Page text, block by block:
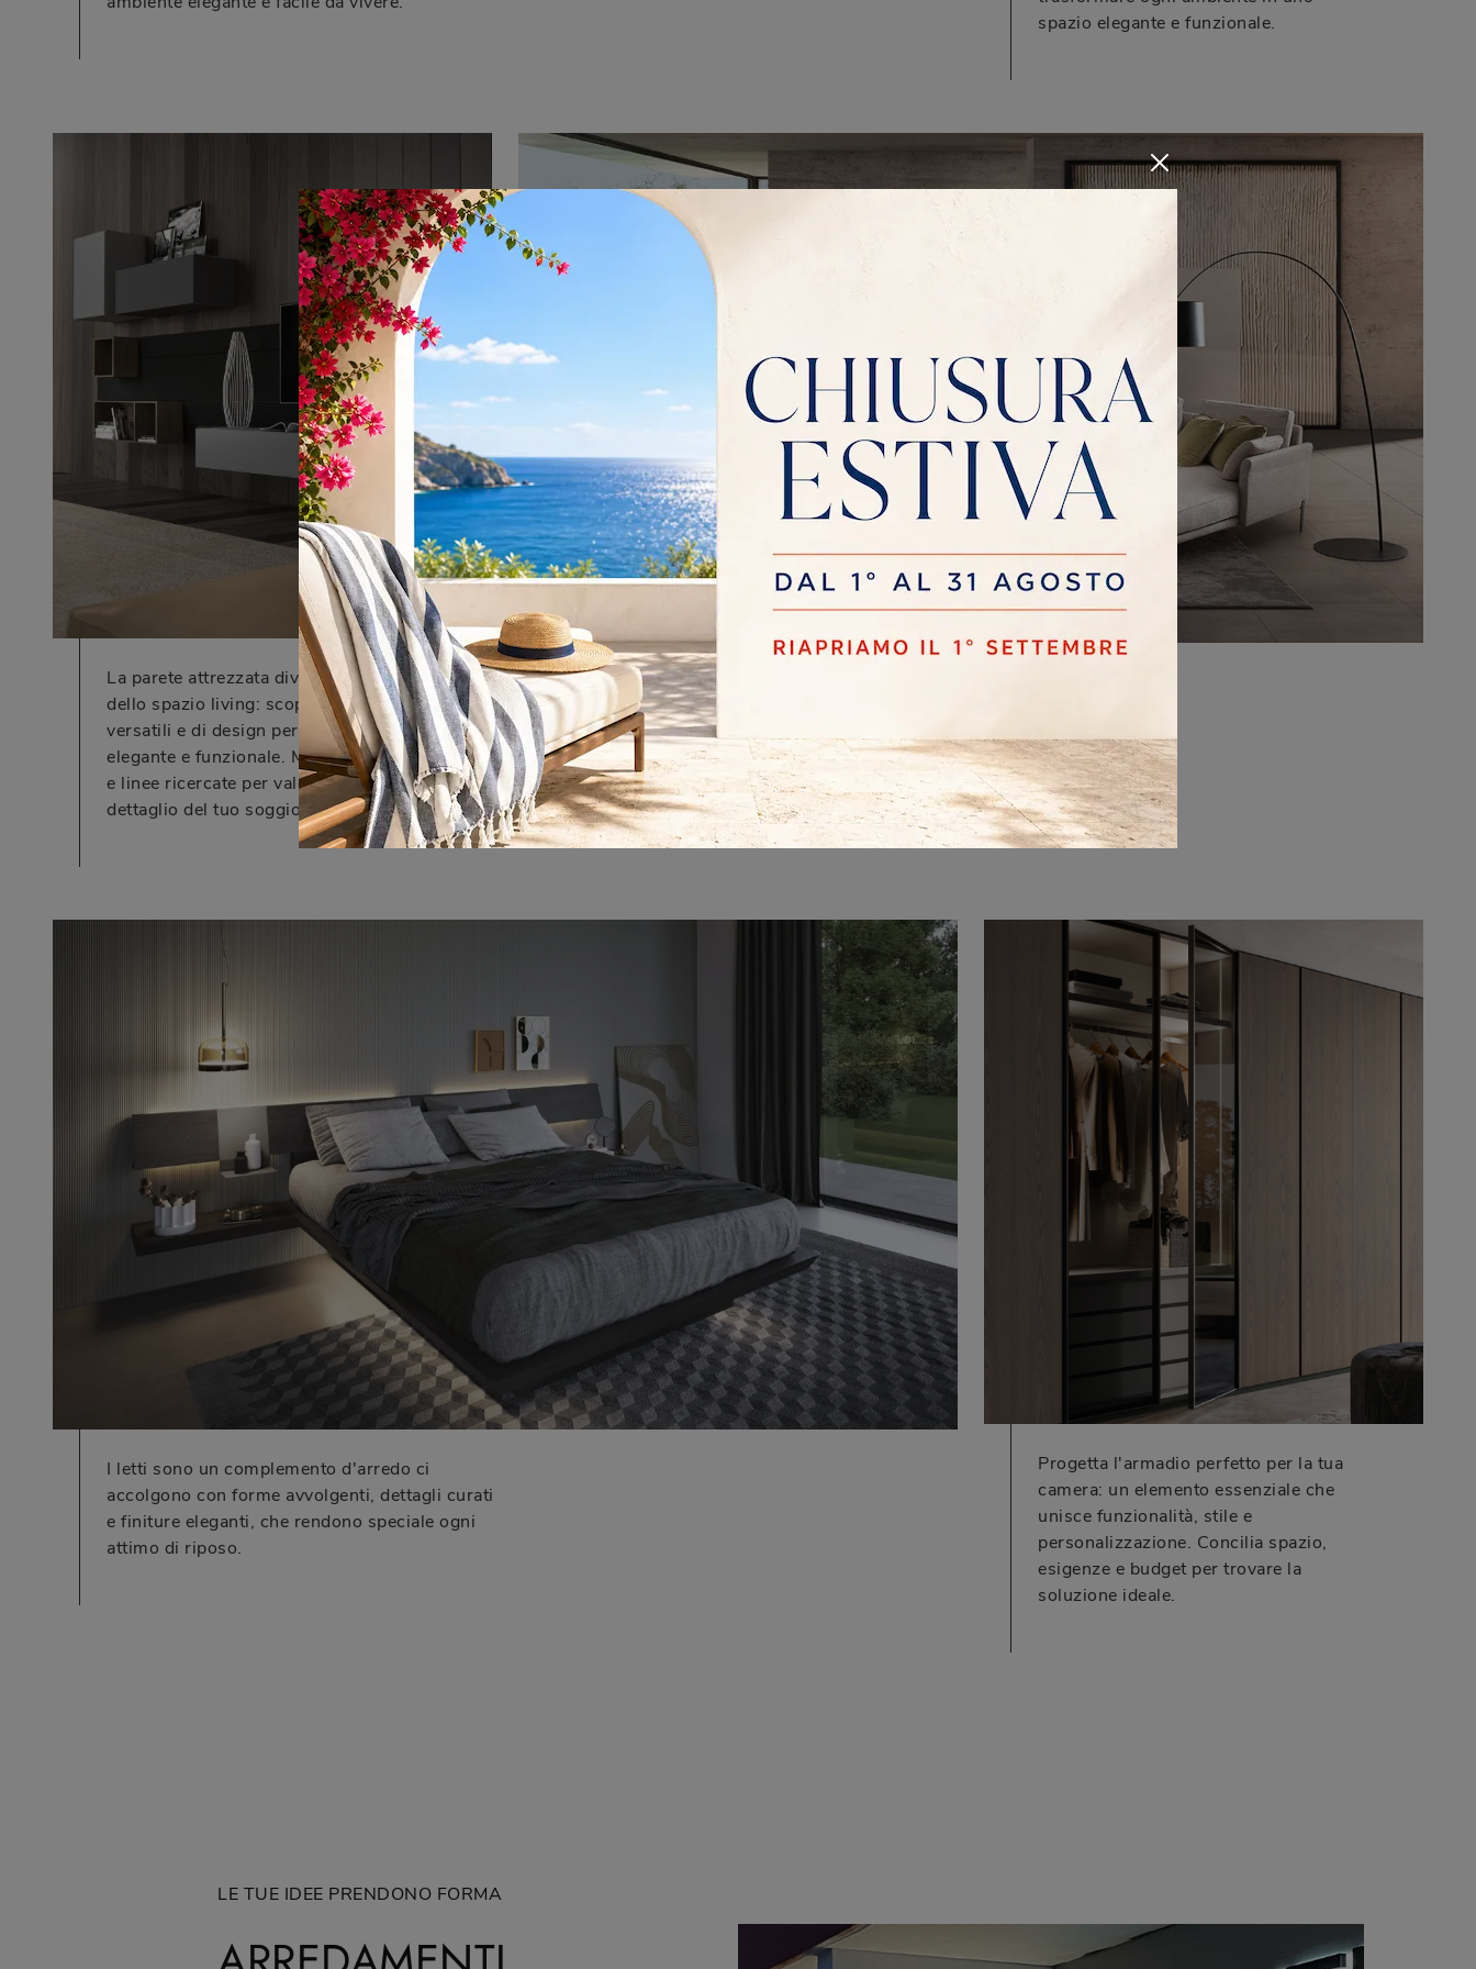
spazio elegante e funzionale.
La parete attrezzata diventa il fulcro
dello spazio living: scopri soluzioni
versatili e di design per un ambiente
elegante e funzionale. Materiali pregiati
e linee ricercate per valorizzare ogni
dettaglio del tuo soggiorno.
Trova il divano ideale per il tuo living,
scegliendo tra soluzioni lineari o componibili.
Lasciati avvolgere dal comfort e dall'eleganza
delle forme morbide, un’esperienza di relax
tutta da vivere.
I letti sono un complemento d'arredo ci
accolgono con forme avvolgenti, dettagli curati
e finiture eleganti, che rendono speciale ogni
attimo di riposo.
Progetta l'armadio perfetto per la tua
camera: un elemento essenziale che
unisce funzionalità, stile e
personalizzazione. Concilia spazio,
esigenze e budget per trovare la
soluzione ideale.
LE TUE IDEE PRENDONO FORMA